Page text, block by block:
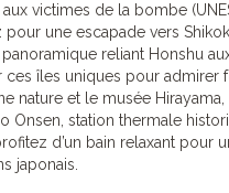
victimes de la bombe
une escapade vers
reliant Honshu
ces îles uniques pour admirer
nature et le musée Hirayama,
Onsen, station thermale
d’un bain relaxant pour
japonais.